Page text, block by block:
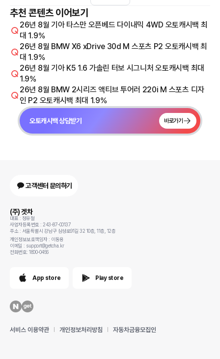
추천 콘텐츠 이어보기
26년 8월 기아 타스만 오픈베드 다이내믹 4WD 오토캐시백 최
대 1.9%
26년 8월 BMW X6 xDrive 30d M 스포츠 P2 오토캐시백 최
대 1.9%
26년 8월 기아 K5 1.6 가솔린 터보 시그니처 오토캐시백 최대
1.9%
26년 8월 BMW 2시리즈 액티브 투어러 220i M 스포츠 디자
인 P2 오토캐시백 최대 1.9%
오토캐시백 상담받기 바로가기
고객센터 문의하기
(주) 겟차
대표 : 정유철
사업자등록번호 : 243-87-00137
주소 : 서울특별시 강남구 삼성로91길 32 10층, 11층, 12층
개인정보보호책임자 : 이동용
이메일 : support@getcha.kr
전화번호: 1800-0456
App store Play store
서비스 이용약관 개인정보처리방침 자동차금융모집인